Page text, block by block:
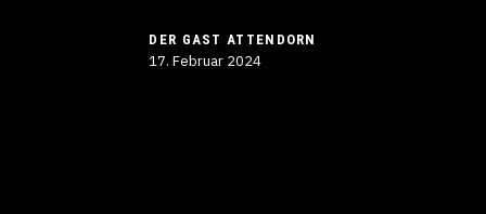
DER GAST ATTENDORN
17. Februar 2024